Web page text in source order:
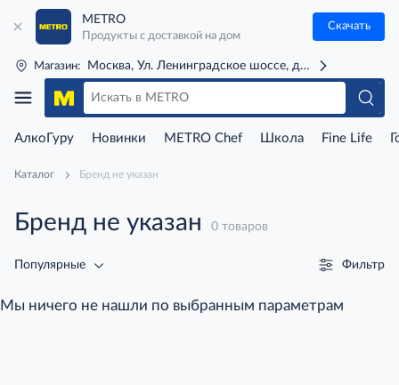
METRO
Продукты с доставкой на дом
Скачать
Магазин: Москва, Ул. Ленинградское шоссе, д. 71Г (м. Речной
АлкоГуру Новинки METRO Chef Школа Fine Life
Каталог Бренд не указан
Бренд не указан 0 товаров
Популярные Фильтр
Мы ничего не нашли по выбранным параметрам